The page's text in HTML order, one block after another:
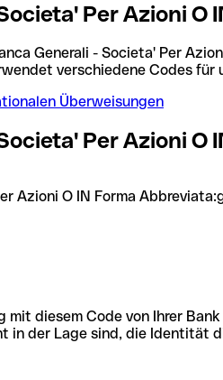
Per Azioni
Generali - Societa' Per
verschiedene Codes
Überweisungen
Per Azioni O
Azioni O IN Forma
mit diesem Code von Ihrer
in der Lage sind, die Identität